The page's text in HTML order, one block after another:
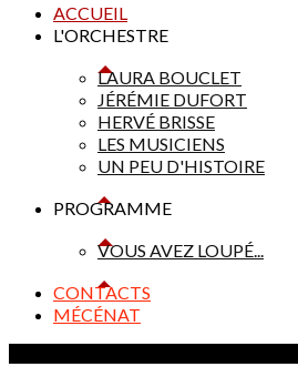
ACCUEIL
L'ORCHESTRE
LAURA BOUCLET
JÉRÉMIE DUFORT
HERVÉ BRISSE
LES MUSICIENS
UN PEU D'HISTOIRE
PROGRAMME
VOUS AVEZ LOUPÉ...
CONTACTS
MÉCÉNAT